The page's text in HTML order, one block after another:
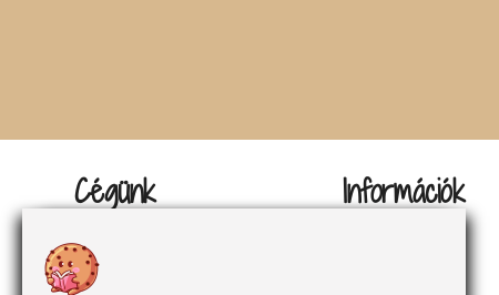
Cégünk
Rólunk
Rólunk mondták
Információk